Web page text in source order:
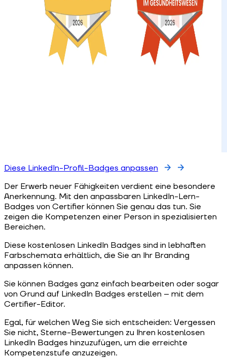
Diese LinkedIn-Profil-Badges anpassen
Der Erwerb neuer Fähigkeiten verdient eine besondere
Anerkennung. Mit den anpassbaren LinkedIn-Lern-
Badges von Certifier können Sie genau das tun. Sie
zeigen die Kompetenzen einer Person in spezialisierten
Bereichen.
Diese kostenlosen LinkedIn Badges sind in lebhaften
Farbschemata erhältlich, die Sie an Ihr Branding
anpassen können.
Sie können Badges ganz einfach bearbeiten oder sogar
von Grund auf LinkedIn Badges erstellen – mit dem
Certifier-Editor.
Egal, für welchen Weg Sie sich entscheiden: Vergessen
Sie nicht, Sterne-Bewertungen zu Ihren kostenlosen
LinkedIn Badges hinzuzufügen, um die erreichte
Kompetenzstufe anzuzeigen.